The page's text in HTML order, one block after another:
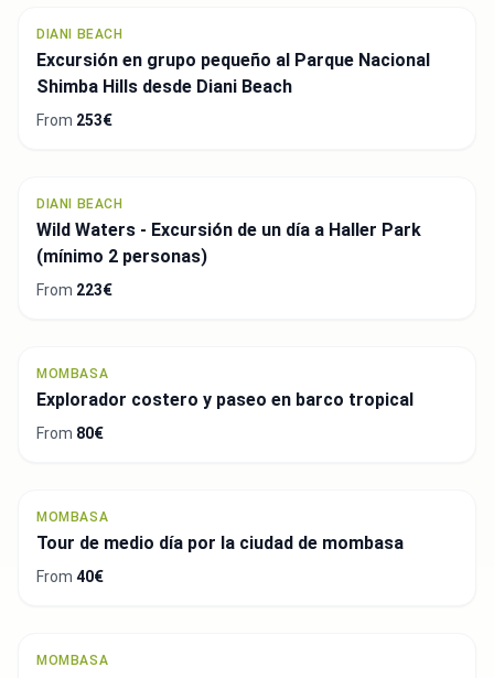
DIANI BEACH
Excursión en grupo pequeño al Parque Nacional
Shimba Hills desde Diani Beach
From 253€
DIANI BEACH
Wild Waters - Excursión de un día a Haller Park
(mínimo 2 personas)
From 223€
MOMBASA
Explorador costero y paseo en barco tropical
From 80€
MOMBASA
Tour de medio día por la ciudad de mombasa
From 40€
MOMBASA